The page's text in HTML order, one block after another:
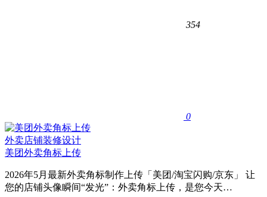
354
0
外卖店铺装修设计
美团外卖角标上传
2026年5月最新外卖角标制作上传「美团/淘宝闪购/京东」 让
您的店铺头像瞬间“发光”：外卖角标上传，是您今天…